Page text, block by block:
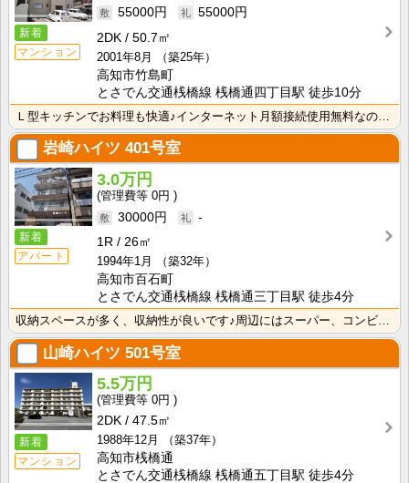
新着
マンション
55000円
55000円
2DK
50.7㎡
2001年8月
（築25年）
高知市竹島町
とさでん交通桟橋線 桟橋通四丁目駅 徒歩10分
岩崎ハイツ 401号室
新着
アパート
3.0万円
0円
30000円
-
1R
26㎡
1994年1月
（築32年）
高知市百石町
とさでん交通桟橋線 桟橋通三丁目駅 徒歩4分
山崎ハイツ 501号室
新着
マンション
5.5万円
0円
2DK
47.5㎡
1988年12月
（築37年）
高知市桟橋通
とさでん交通桟橋線 桟橋通五丁目駅 徒歩4分